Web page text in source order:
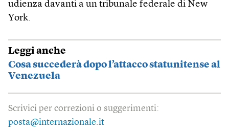
udienza davanti a un tribunale federale di New
York.
Leggi anche
Cosa succederà dopo l’attacco statunitense al
Venezuela
Scrivici per correzioni o suggerimenti:
posta@internazionale.it